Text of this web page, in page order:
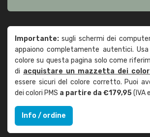
Importante: sugli schermi dei
appaiono completamente autentici. Usa
colore su questa pagina solo come
di acquistare un mazzetta dei
essere sicuri del colore corretto. Puoi
dei colori PMS a partire da €179,95(IVA
Info / ordine